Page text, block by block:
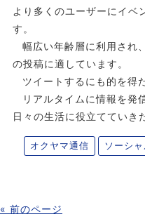
より多くのユーザーにイベ
す。
幅広い年齢層に利用され
の投稿に適しています。
ツイートするにも的を得
リアルタイムに情報を発
日々の生活に役立てていき
オクヤマ通信 ソーシャ
« 前のページ